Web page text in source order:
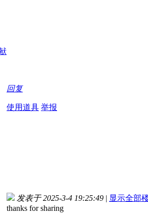
回复
使用道具 举报
发表于 2025-3-4 19:25:49 | 显示全部
thanks for sharing